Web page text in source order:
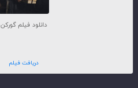
دانلود فیلم گورکن
دریافت فیلم